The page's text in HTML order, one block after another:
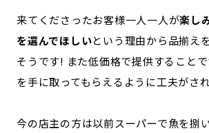
来てくださったお客様一人一人が楽し
を選んでほしいという理由から品揃え
そうです! また低価格で提供すること
を手に取ってもらえるように工夫がさ
今の店主の方は以前スーパーで魚を捌